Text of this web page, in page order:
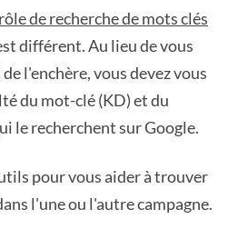
de recherche de mots clés
différent. Au lieu de vous
l'enchère, vous devez vous
du mot-clé (KD) et du
le recherchent sur Google.
pour vous aider à trouver
l'une ou l'autre campagne.